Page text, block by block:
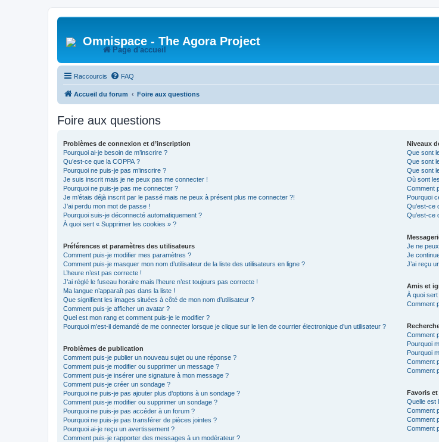
Omnispace - The Agora Project
Page d'accueil
Raccourcis FAQ
Accueil du forum Foire aux questions
Foire aux questions
Problèmes de connexion et d’inscription
Pourquoi ai-je besoin de m’inscrire ?
Qu’est-ce que la COPPA ?
Pourquoi ne puis-je pas m’inscrire ?
Je suis inscrit mais je ne peux pas me connecter !
Pourquoi ne puis-je pas me connecter ?
Je m’étais déjà inscrit par le passé mais ne peux à présent plus me connecter ?!
J’ai perdu mon mot de passe !
Pourquoi suis-je déconnecté automatiquement ?
À quoi sert « Supprimer les cookies » ?
Préférences et paramètres des utilisateurs
Comment puis-je modifier mes paramètres ?
Comment puis-je masquer mon nom d’utilisateur de la liste des utilisateurs en ligne ?
L’heure n’est pas correcte !
J’ai réglé le fuseau horaire mais l’heure n’est toujours pas correcte !
Ma langue n’apparaît pas dans la liste !
Que signifient les images situées à côté de mon nom d’utilisateur ?
Comment puis-je afficher un avatar ?
Quel est mon rang et comment puis-je le modifier ?
Pourquoi m’est-il demandé de me connecter lorsque je clique sur le lien de courrier électronique d’un utilisateur ?
Problèmes de publication
Comment puis-je publier un nouveau sujet ou une réponse ?
Comment puis-je modifier ou supprimer un message ?
Comment puis-je insérer une signature à mon message ?
Comment puis-je créer un sondage ?
Pourquoi ne puis-je pas ajouter plus d’options à un sondage ?
Comment puis-je modifier ou supprimer un sondage ?
Pourquoi ne puis-je pas accéder à un forum ?
Pourquoi ne puis-je pas transférer de pièces jointes ?
Pourquoi ai-je reçu un avertissement ?
Comment puis-je rapporter des messages à un modérateur ?
Niveaux
Que sont
Que sont
Que sont
Où sont
Comment
Pourquoi
Qu’est-ce
Qu’est-ce
Je ne
Je
J’ai reçu
Amis et
À quoi sert
Comment
Comment
Pourquoi
Pourquoi
Comment
Comment
Favoris
Quelle est
Comment
Comment
Comment